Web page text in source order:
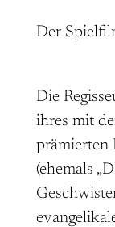
Der
Die
ihres mit
prämierten
(ehemals